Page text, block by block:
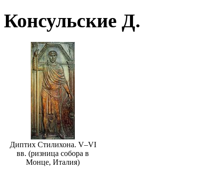
Консульские Д.
Диптих Стилихона. V–VI
вв. (ризница собора в
Монце, Италия)